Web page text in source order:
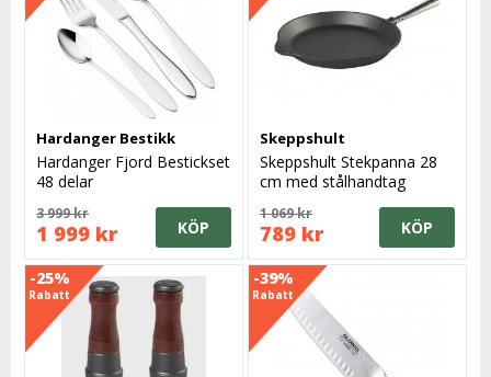
Hardanger Bestikk
Hardanger Fjord Bestickset
48 delar
3 999 kr
1 999 kr KÖP
Skeppshult
Skeppshult Stekpanna 28
cm med stålhandtag
1 069 kr
789 kr KÖP
-25%
Rabatt
-39%
Rabatt